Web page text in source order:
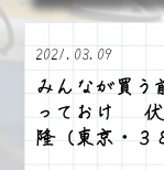
2021.03.09
みんなが買う
っておけ
隆（東京・３